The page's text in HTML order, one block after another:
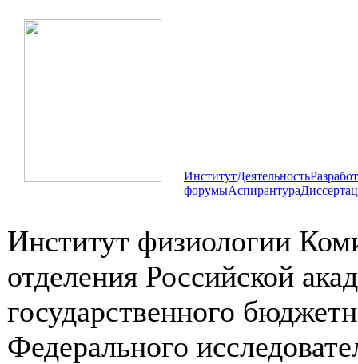
ИнститутДеятельность
форумыАспирантура
Институт физиологии
отделения Российской
государственного
Федерального